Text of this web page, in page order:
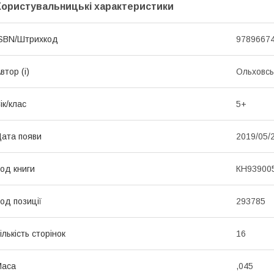
характеристики
Штрихкод
(і)
клас 5+
появи 2019/05/
книги
позиції 293785
сторінок 16
,045